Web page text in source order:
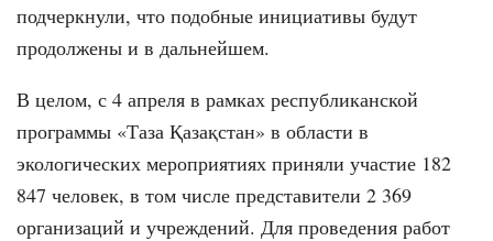
подчеркнули, что подобные инициативы будут
продолжены и в дальнейшем.
В целом, с 4 апреля в рамках республиканской
программы «Таза Қазақстан» в области в
экологических мероприятиях приняли участие 182
847 человек, в том числе представители 2 369
организаций и учреждений. Для проведения работ